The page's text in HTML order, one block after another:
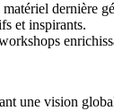
matériel dernière
et inspirants.
une vision